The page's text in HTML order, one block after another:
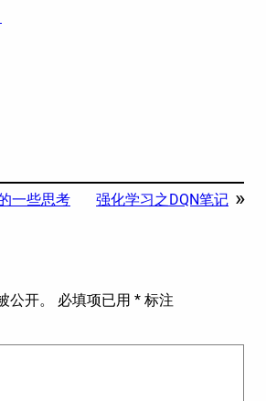
一些思考 强化学习之DQN笔记 »
开。 必填项已用 * 标注